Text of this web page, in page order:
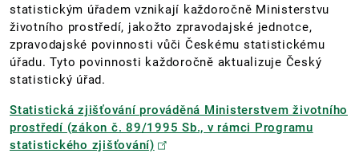
statistickým úřadem vznikají každoročně Ministerstvu
životního prostředí, jakožto zpravodajské jednotce,
zpravodajské povinnosti vůči Českému statistickému
úřadu. Tyto povinnosti každoročně aktualizuje Český
statistický úřad.
Statistická zjišťování prováděná Ministerstvem životního
prostředí (zákon č. 89/1995 Sb., v rámci Programu
statistického zjišťování)